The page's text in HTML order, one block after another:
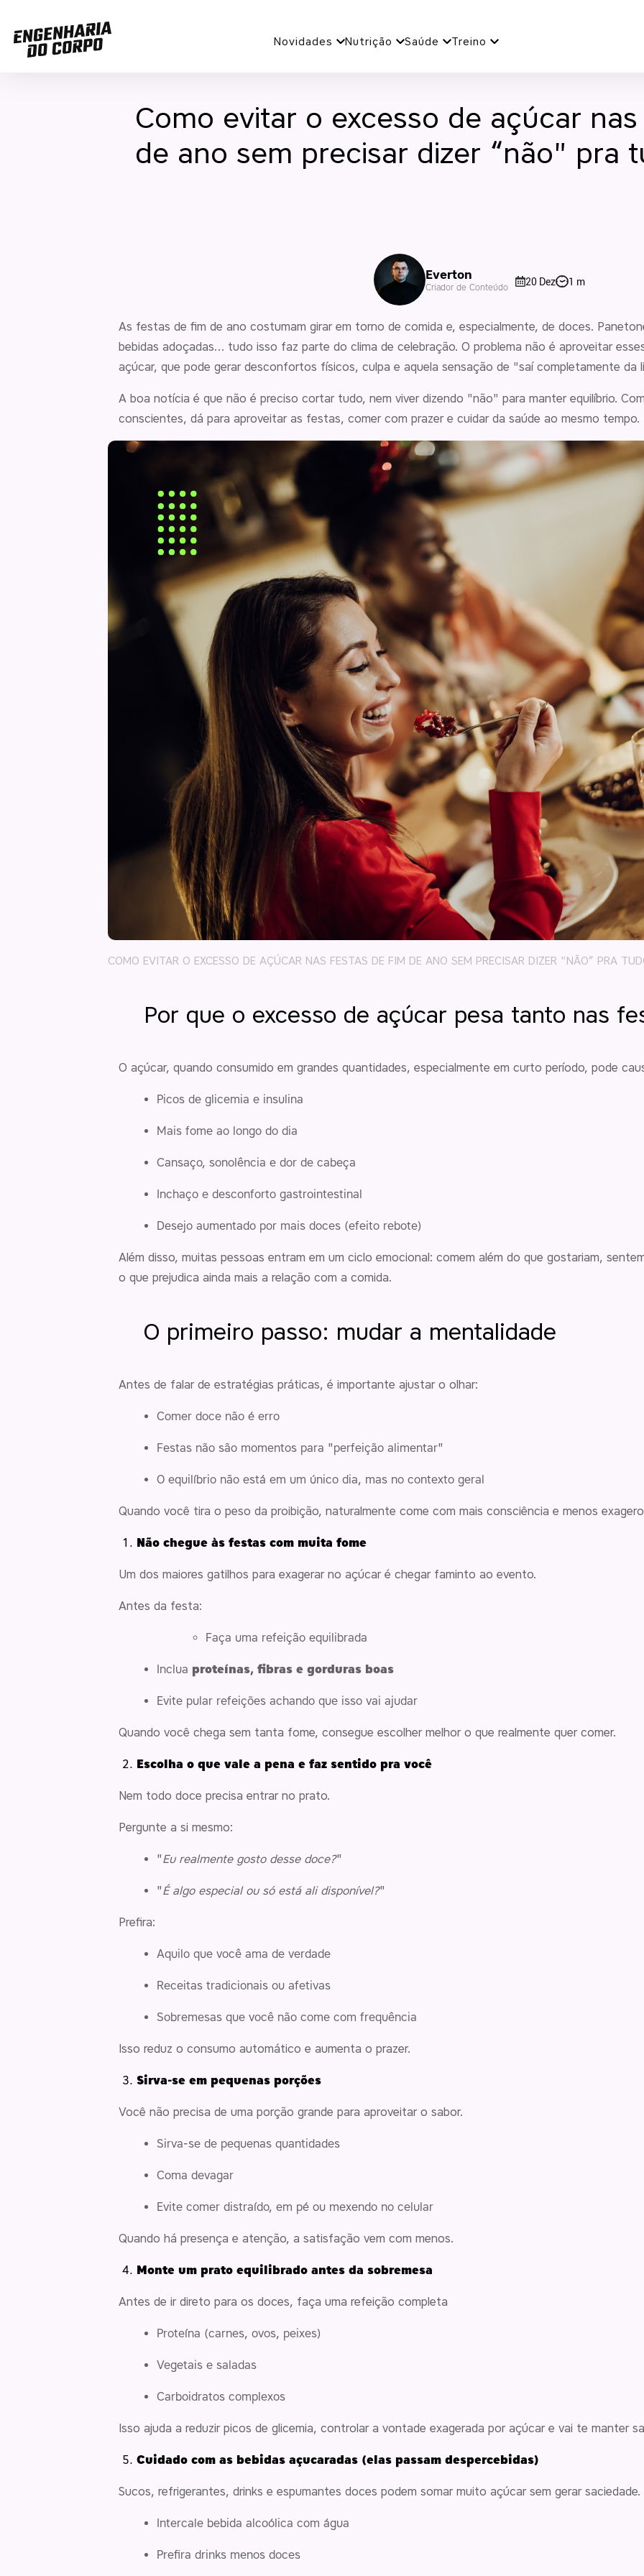
Novidades Nutrição Saúde Treino
Como evitar o excesso de açúcar
de ano sem precisar dizer “não" pra
Everton
Criador de Conteúdo 20 Dez 1 m
As festas de fim de ano costumam girar em torno de comida e, especialmente, de doces.
bebidas adoçadas… tudo isso faz parte do clima de celebração. O problema não é aproveitar
açúcar, que pode gerar desconfortos físicos, culpa e aquela sensação de "saí completamente da
A boa notícia é que não é preciso cortar tudo, nem viver dizendo "não" para manter equilíbrio.
conscientes, dá para aproveitar as festas, comer com prazer e cuidar da saúde ao mesmo tempo.
COMO EVITAR O EXCESSO DE AÇÚCAR NAS FESTAS DE FIM DE ANO SEM PRECISAR DIZER "NÃO” PRA
Por que o excesso de açúcar pesa tanto nas
O açúcar, quando consumido em grandes quantidades, especialmente em curto período, pode
Picos de glicemia e insulina
Mais fome ao longo do dia
Cansaço, sonolência e dor de cabeça
Inchaço e desconforto gastrointestinal
Desejo aumentado por mais doces (efeito rebote)
Além disso, muitas pessoas entram em um ciclo emocional: comem além do que gostariam,
o que prejudica ainda mais a relação com a comida.
O primeiro passo: mudar a mentalidade
Antes de falar de estratégias práticas, é importante ajustar o olhar:
Comer doce não é erro
Festas não são momentos para "perfeição alimentar"
O equilíbrio não está em um único dia, mas no contexto geral
Quando você tira o peso da proibição, naturalmente come com mais consciência e menos
Não chegue às festas com muita fome
Um dos maiores gatilhos para exagerar no açúcar é chegar faminto ao evento.
Antes da festa:
Faça uma refeição equilibrada
Inclua proteínas, fibras e gorduras boas
Evite pular refeições achando que isso vai ajudar
Quando você chega sem tanta fome, consegue escolher melhor o que realmente quer comer.
Escolha o que vale a pena e faz sentido pra você
Nem todo doce precisa entrar no prato.
Pergunte a si mesmo:
"Eu realmente gosto desse doce?"
"É algo especial ou só está ali disponível?"
Prefira:
Aquilo que você ama de verdade
Receitas tradicionais ou afetivas
Sobremesas que você não come com frequência
Isso reduz o consumo automático e aumenta o prazer.
Sirva-se em pequenas porções
Você não precisa de uma porção grande para aproveitar o sabor.
Sirva-se de pequenas quantidades
Coma devagar
Evite comer distraído, em pé ou mexendo no celular
Quando há presença e atenção, a satisfação vem com menos.
Monte um prato equilibrado antes da sobremesa
Antes de ir direto para os doces, faça uma refeição completa
Proteína (carnes, ovos, peixes)
Vegetais e saladas
Carboidratos complexos
Isso ajuda a reduzir picos de glicemia, controlar a vontade exagerada por açúcar e vai te manter
Cuidado com as bebidas açucaradas (elas passam despercebidas)
Sucos, refrigerantes, drinks e espumantes doces podem somar muito açúcar sem gerar saciedade.
Intercale bebida alcoólica com água
Prefira drinks menos doces